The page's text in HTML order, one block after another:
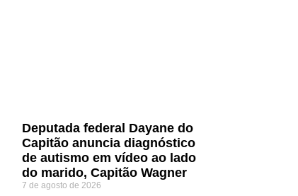
Deputada federal Dayane do
Capitão anuncia diagnóstico
de autismo em vídeo ao lado
do marido, Capitão Wagner
7 de agosto de 2026